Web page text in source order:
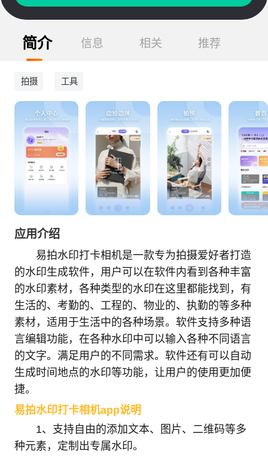
简介 信息 相关 推荐
拍摄 工具
应用介绍
易拍水印打卡相机是一款专为拍摄爱好者打造
的水印生成软件，用户可以在软件内看到各种丰富
的水印素材，各种类型的水印在这里都能找到，有
生活的、考勤的、工程的、物业的、执勤的等多种
素材，适用于生活中的各种场景。软件支持多种语
言编辑功能，在各种水印中可以输入各种不同语言
的文字。满足用户的不同需求。软件还有可以自动
生成时间地点的水印等功能，让用户的使用更加便
捷。
易拍水印打卡相机app说明
1、支持自由的添加文本、图片、二维码等多
种元素，定制出专属水印。